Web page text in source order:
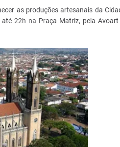
as produções artesanais da
22h na Praça Matriz, pela Avoart